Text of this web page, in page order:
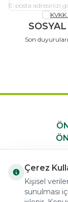
Son
Çerez
Kişisel
sunulması